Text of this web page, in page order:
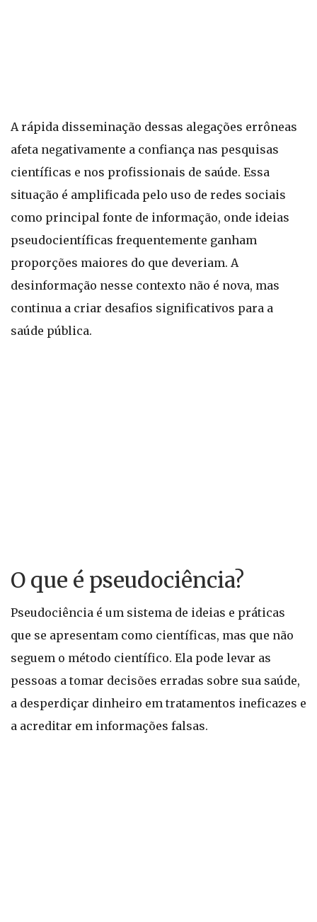
A rápida disseminação dessas alegações errôneas
afeta negativamente a confiança nas pesquisas
científicas e nos profissionais de saúde. Essa
situação é amplificada pelo uso de redes sociais
como principal fonte de informação, onde ideias
pseudocientíficas frequentemente ganham
proporções maiores do que deveriam. A
desinformação nesse contexto não é nova, mas
continua a criar desafios significativos para a
saúde pública.
O que é pseudociência?
Pseudociência é um sistema de ideias e práticas
que se apresentam como científicas, mas que não
seguem o método científico. Ela pode levar as
pessoas a tomar decisões erradas sobre sua saúde,
a desperdiçar dinheiro em tratamentos ineficazes e
a acreditar em informações falsas.